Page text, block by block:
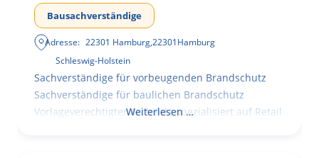
Bausachverständige
Adresse: 22301 Hamburg,22301Hamburg
Schleswig-Holstein
Sachverständige für vorbeugenden Brandschutz
Sachverständige für baulichen Brandschutz
Vorlageverechtigter Architekt spezialisiert auf Retail
Weiterlesen …